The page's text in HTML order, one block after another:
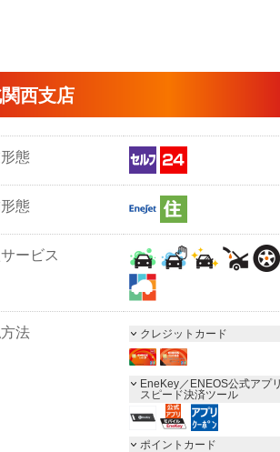
西支店
態
態
ービス
法 クレジットカード
EneKey／ENEOS公式アプ
スピード決済ツール
ポイントカード